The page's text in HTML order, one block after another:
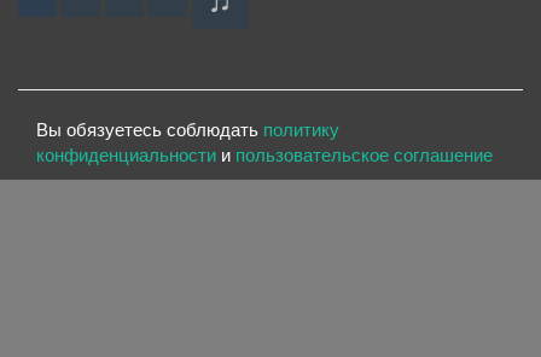
Вы обязуетесь соблюдать политику
конфиденциальности и пользовательское соглашение